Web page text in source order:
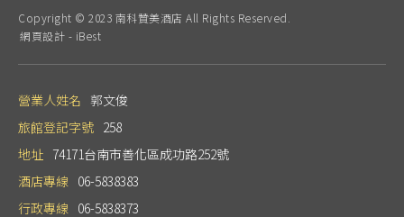
Copyright © 2023 南科贊美酒店 All Rights Reserved.
網頁設計 - iBest
營業人姓名 郭文俊
旅館登記字號 258
地址 74171台南市善化區成功路252號
酒店專線 06-5838383
行政專線 06-5838373